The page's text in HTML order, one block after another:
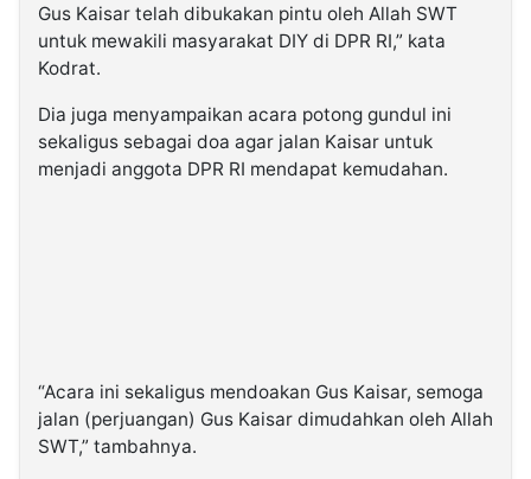
Gus Kaisar telah dibukakan pintu oleh Allah SWT
untuk mewakili masyarakat DIY di DPR RI,” kata
Kodrat.
Dia juga menyampaikan acara potong gundul ini
sekaligus sebagai doa agar jalan Kaisar untuk
menjadi anggota DPR RI mendapat kemudahan.
“Acara ini sekaligus mendoakan Gus Kaisar, semoga
jalan (perjuangan) Gus Kaisar dimudahkan oleh Allah
SWT,” tambahnya.